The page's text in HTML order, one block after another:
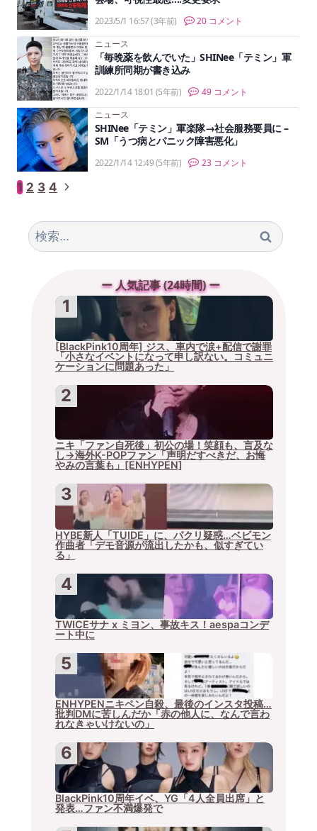
2023/5/1 16:57(3年前) 20 コメント
ニュース
「毎晩薬を飲んでいた」SHINee「テミン」軍
訓練所同期が書き込み
2022/1/14 18:01 (5年前) 49 コメント
ニュース
SHINee「テミン」軍楽隊→社会服務要員に –
SM「うつ病とパニック障害悪化」
2022/1/14 12:49(5年前) 23 コメント
ペ
ー
ジ
1 2 3 4 次
ペ
ー
検
索:
ー 人気記事 (24時間) ー
[BlackPink10周年] ジス、車内で涙+配信で謝罪
「小さなイベントになって申し訳ない。コミュニ
ケーションに問題あった」
ニキ「ファン自死後」初公の場！笑顔も、言及な
し→海外K-POPファン「声明だすべきだ、お悔
やみの言葉も」[ENHYPEN]
HYBE新人「TUIDE」に、パクリ疑惑…ベビモン
作曲者「デモ音源が流出したかも、似すぎてい
る」
TWICEサナ x ミヨン、事故キス！aespaコンデ
ート中に
ENHYPENニキペン自殺、最後のインスタ投稿…
批判DMに苦しんだか「赤の他人に、なんで言わ
れなきゃいけないの」
BlackPink10周年イベ、YG「4人全員出席」と
発表…ファン不満爆発で